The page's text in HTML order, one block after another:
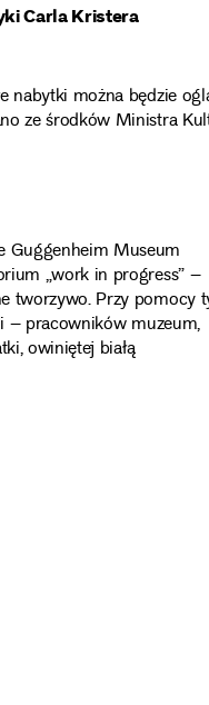
Carla Kristera
nabytki można będzie
ze środków Ministra
Guggenheim Museum
„work in progress” –
tworzywo. Przy pomocy
– pracowników muzeum,
owiniętej białą